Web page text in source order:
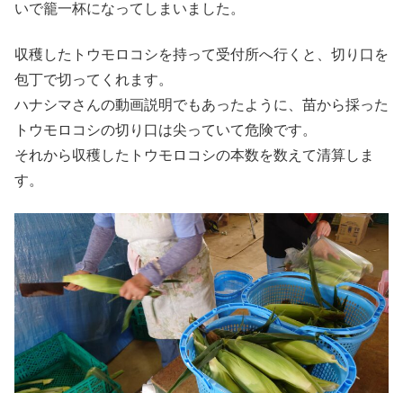
いで籠一杯になってしまいました。
収穫したトウモロコシを持って受付所へ行くと、切り口を
包丁で切ってくれます。
ハナシマさんの動画説明でもあったように、苗から採った
トウモロコシの切り口は尖っていて危険です。
それから収穫したトウモロコシの本数を数えて清算しま
す。